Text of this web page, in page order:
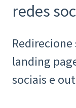
redes
Redirecione
landing
sociais e